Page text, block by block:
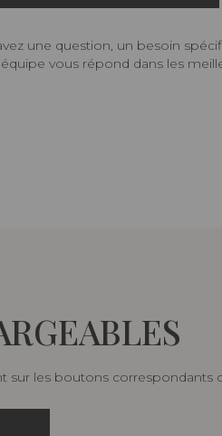
une question, un besoin
vous répond dans les
sur les boutons correspondants